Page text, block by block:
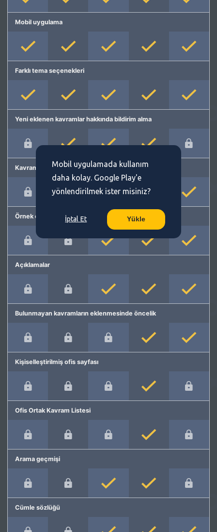
Mobil uygulama
Farklı tema seçenekleri
Yeni eklenen kavramlar hakkında bildirim alma
Kavram önerme
Örnek cümleler
Açıklamalar
Bulunmayan kavramların eklenmesinde öncelik
Kişiselleştirilmiş ofis sayfası
Ofis Ortak Kavram Listesi
Arama geçmişi
Cümle sözlüğü
Mobil uygulamada kullanım
daha kolay. Google Play'e
yönlendirilmek ister misiniz?
İptal Et Yükle